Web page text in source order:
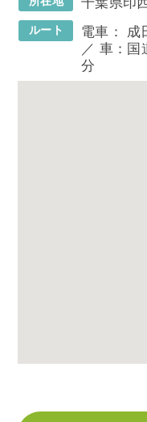
ルート
電車：
／ 車：
分